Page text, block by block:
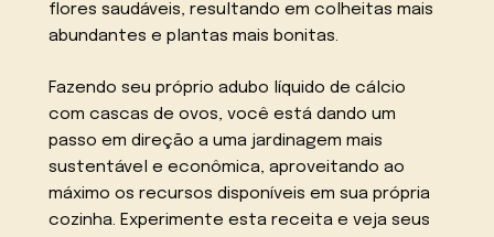
flores saudáveis, resultando em colheitas mais
abundantes e plantas mais bonitas.
Fazendo seu próprio adubo líquido de cálcio
com cascas de ovos, você está dando um
passo em direção a uma jardinagem mais
sustentável e econômica, aproveitando ao
máximo os recursos disponíveis em sua própria
cozinha. Experimente esta receita e veja seus